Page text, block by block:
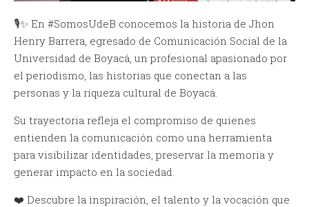
🎙️✨ En #SomosUdeB conocemos la historia de Jhon
Henry Barrera, egresado de Comunicación Social de la
Universidad de Boyacá, un profesional apasionado por
el periodismo, las historias que conectan a las
personas y la riqueza cultural de Boyacá.
Su trayectoria refleja el compromiso de quienes
entienden la comunicación como una herramienta
para visibilizar identidades, preservar la memoria y
generar impacto en la sociedad.
❤️ Descubre la inspiración, el talento y la vocación que